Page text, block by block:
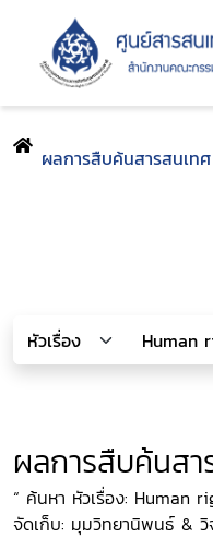
ผลการสืบค้นสารสนเทศ
ผลการสืบค้นสา
“ ค้นหา หัวเรื่อง: Human
จัดเก็บ: มุมวิทยานิพนธ์ & วิ